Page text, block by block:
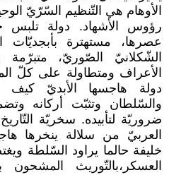
الأوهام هي التّنظيم السّرّيّ
رؤوس الأشهاد. دولة
عصرها، مستهترة
الشّكلانيّ الصّوريّ،
الأعراف ومتطاولة على كلّ
دولة هاجسها الأبديّ
والسّلطان وتثبّت أركانه
ضروريّة لتأبيده. سخريّة
العربيّ من سلالة
خليفة حالما يراود السّلطة
العسكر،بالتّوريث المشحون